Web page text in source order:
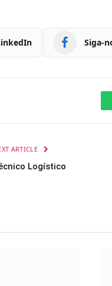
Siga-
ARTICLE
Logístico